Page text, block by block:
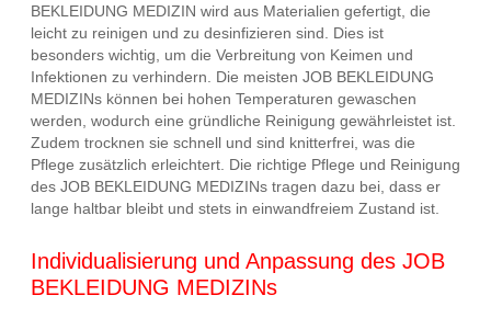
BEKLEIDUNG MEDIZIN wird aus Materialien gefertigt, die
leicht zu reinigen und zu desinfizieren sind. Dies ist
besonders wichtig, um die Verbreitung von Keimen und
Infektionen zu verhindern. Die meisten JOB BEKLEIDUNG
MEDIZINs können bei hohen Temperaturen gewaschen
werden, wodurch eine gründliche Reinigung gewährleistet ist.
Zudem trocknen sie schnell und sind knitterfrei, was die
Pflege zusätzlich erleichtert. Die richtige Pflege und Reinigung
des JOB BEKLEIDUNG MEDIZINs tragen dazu bei, dass er
lange haltbar bleibt und stets in einwandfreiem Zustand ist.
Individualisierung und Anpassung des JOB
BEKLEIDUNG MEDIZINs